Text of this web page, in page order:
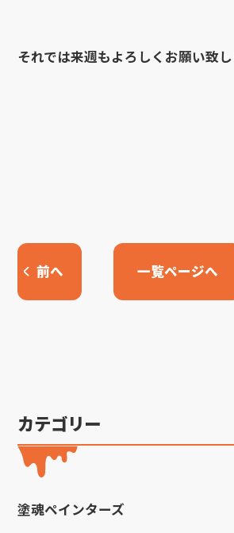
それでは来週もよろしくお願い致し
前へ 一覧ページへ
カテゴリー
塗魂ペインターズ